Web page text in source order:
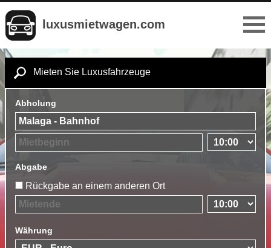
luxusmietwagen.com
Mieten Sie Luxusfahrzeuge
Abholung
Abgabe
Rückgabe an einem anderen Ort
Währung